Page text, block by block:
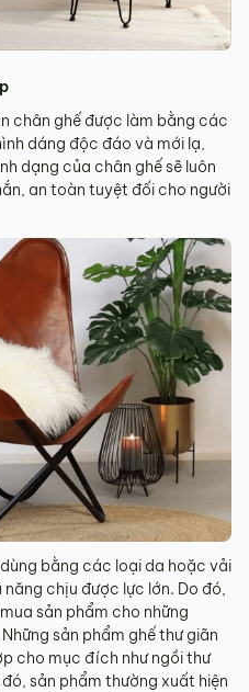
chân ghế được làm bằng các
dáng độc đáo và mới lạ,
dạng của chân ghế sẽ luôn
an toàn tuyệt đối cho người
bằng các loại da hoặc vải
chịu được lực lớn. Do đó,
sản phẩm cho những
sản phẩm ghế thư giãn
cho mục đích như ngồi thư
sản phẩm thường xuất hiện